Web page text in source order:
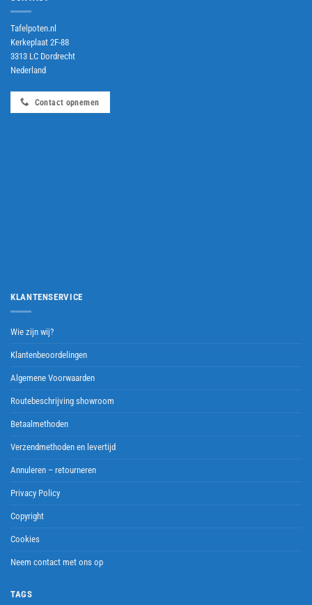
Tafelpoten.nl
Kerkeplaat 2F-88
3313 LC Dordrecht
Nederland
Contact opnemen
KLANTENSERVICE
Wie zijn wij?
Klantenbeoordelingen
Algemene Voorwaarden
Routebeschrijving showroom
Betaalmethoden
Verzendmethoden en levertijd
Annuleren – retourneren
Privacy Policy
Copyright
Cookies
Neem contact met ons op
TAGS